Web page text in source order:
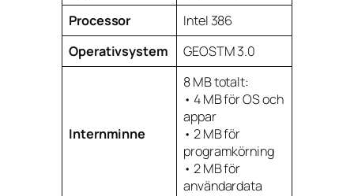
Processor
Intel 386
Operativsystem
GEOSTM 3.0
Internminne
8 MB totalt:
• 4 MB för OS och
appar
• 2 MB för
programkörning
• 2 MB för
användardata